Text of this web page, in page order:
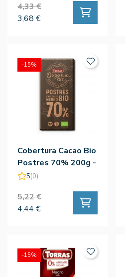
4,33 €
3,68 €
Cobertura Cacao Bio
Postres 70% 200g -
Torras
5(0)
5,22 €
4,44 €
-15%
-15%